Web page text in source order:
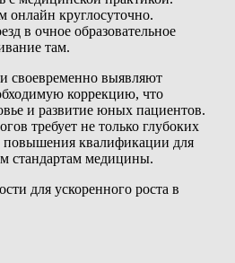
онлайн круглосуточно.
в очное образовательное
там.
своевременно выявляют
коррекцию, что
и развитие юных пациентов.
требует не только глубоких
повышения квалификации для
стандартам медицины.
для ускоренного роста в